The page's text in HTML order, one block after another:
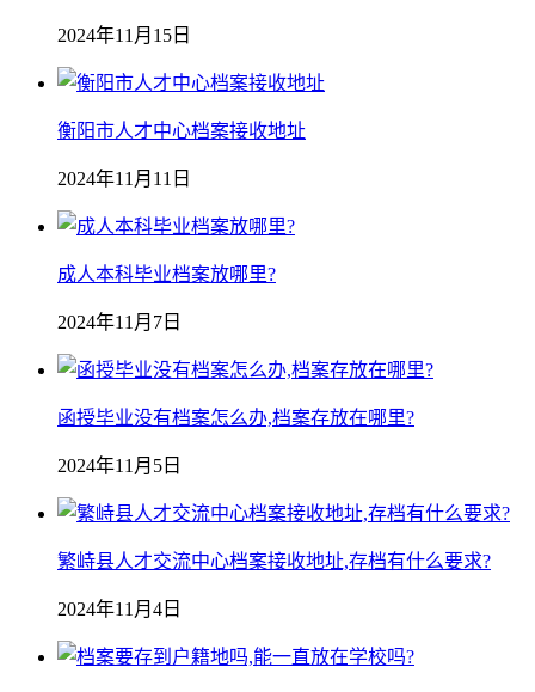
2024年11月15日
衡阳市人才中心档案接收地址
2024年11月11日
成人本科毕业档案放哪里?
2024年11月7日
函授毕业没有档案怎么办,档案存放在哪里?
2024年11月5日
繁峙县人才交流中心档案接收地址,存档有什么要求?
2024年11月4日